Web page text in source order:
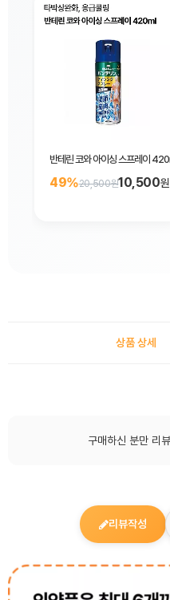
반테린 코와 아이싱 스프레이
49%20,500원10,500원
상품 상세
구매하신 분만 리
리뷰작성